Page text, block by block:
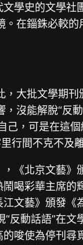
學史的文學社
在錙銖必較
大批文學期刊
沒能解脫“反
己，可是在這
行間不克不及
《北京文藝》
喝彩華主席的
文藝》頒發《
反動話語”在
唆使為停刊尋